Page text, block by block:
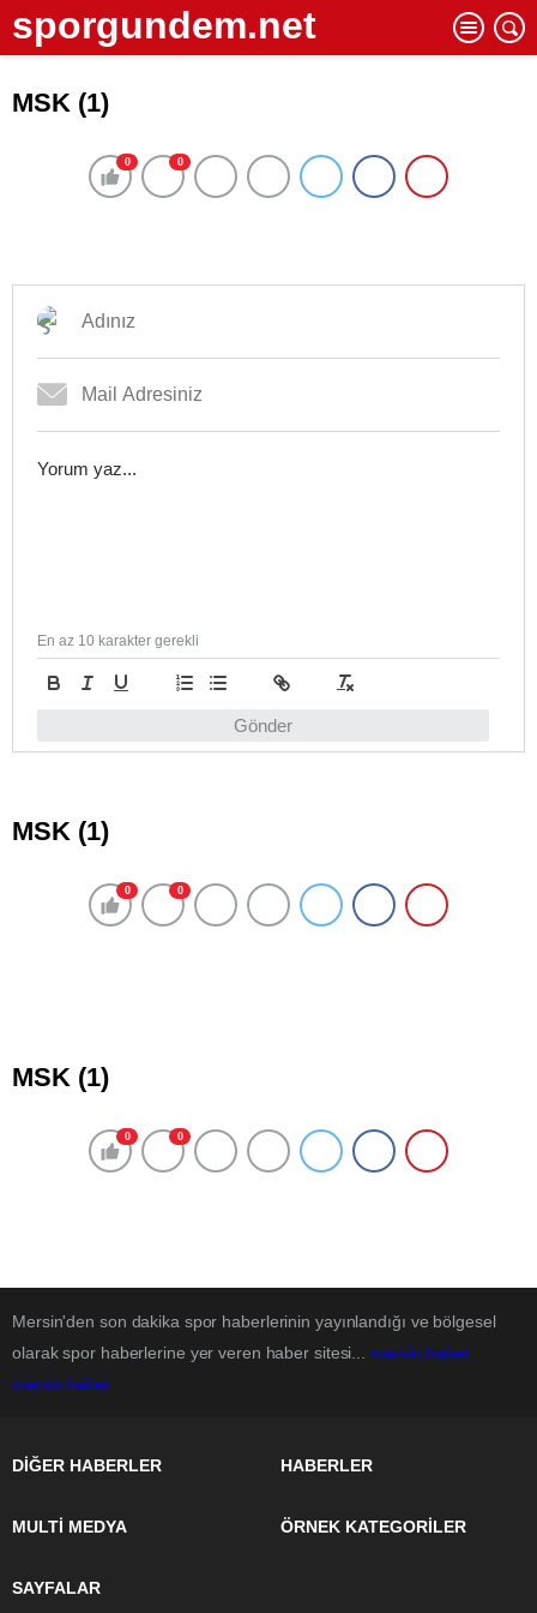
sporgundem.net
MSK (1)
0 0
Gönder
En az 10 karakter gerekli
MSK (1)
0 0
MSK (1)
0 0
Mersin'den son dakika spor haberlerinin yayınlandığı ve bölgesel
olarak spor haberlerine yer veren haber sitesi... mersin haber
mersin haber
DİĞER HABERLER HABERLER
MULTİ MEDYA ÖRNEK KATEGORİLER
SAYFALAR